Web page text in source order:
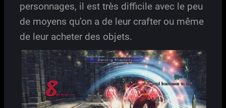
personnages, il est très difficile avec le peu
de moyens qu’on a de leur crafter ou même
de leur acheter des objets.